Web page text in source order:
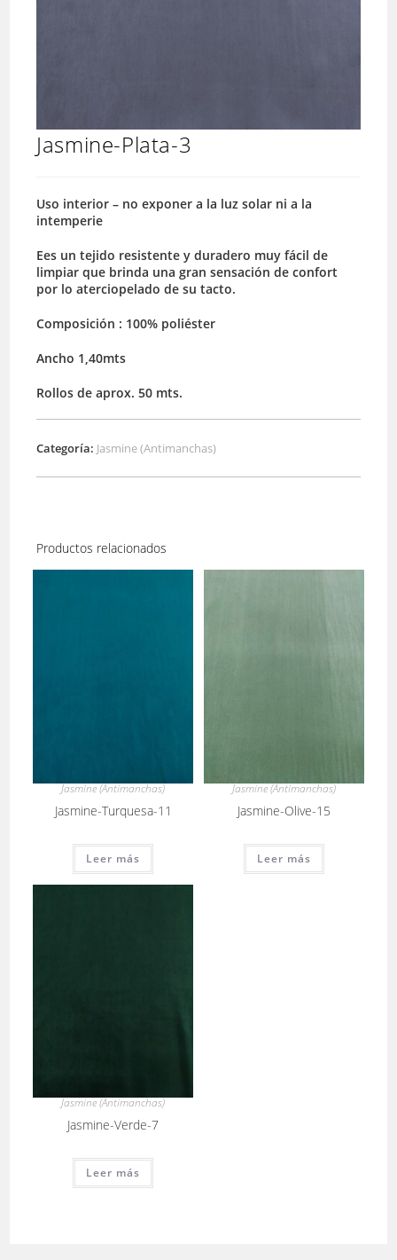
Jasmine-Plata-3
Uso interior – no exponer a la luz solar ni a la
intemperie
Ees un tejido resistente y duradero muy fácil de
limpiar que brinda una gran sensación de confort
por lo aterciopelado de su tacto.
Composición : 100% poliéster
Ancho 1,40mts
Rollos de aprox. 50 mts.
Categoría: Jasmine (Antimanchas)
Productos relacionados
Jasmine (Antimanchas)
Jasmine-Turquesa-11
Leer más
Jasmine (Antimanchas)
Jasmine-Olive-15
Leer más
Jasmine (Antimanchas)
Jasmine-Verde-7
Leer más